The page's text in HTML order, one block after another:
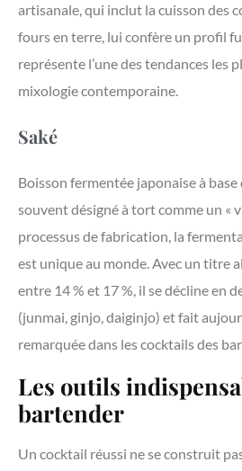
artisanale, qui inclut la cuisson des
fours en terre, lui confère un profil
représente l’une des tendances les
mixologie contemporaine.
Saké
Boisson fermentée japonaise à base
souvent désigné à tort comme un «
processus de fabrication, la
est unique au monde. Avec un titre
entre 14 % et 17 %, il se décline en
(junmai, ginjo, daiginjo) et fait
remarquée dans les cocktails des
Les outils
bartender
Un cocktail réussi ne se construit